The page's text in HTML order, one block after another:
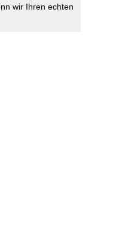
wir Ihren echten